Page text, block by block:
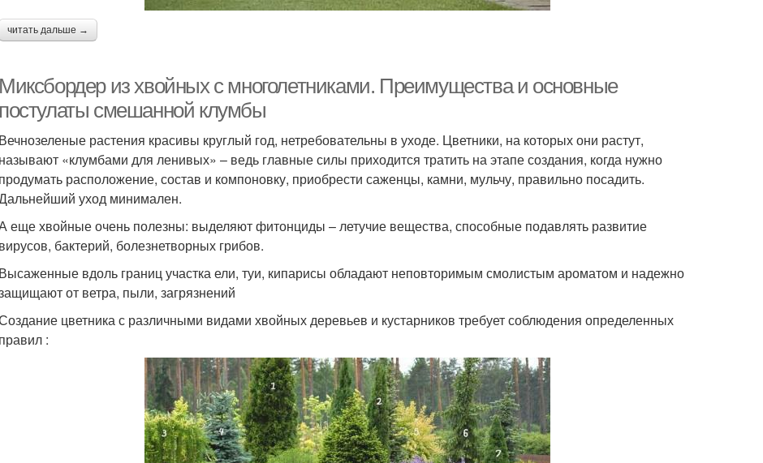
читать дальше →
Миксбордер из хвойных с многолетниками. Преимущества и основные
постулаты смешанной клумбы
Вечнозеленые растения красивы круглый год, нетребовательны в уходе. Цветники, на которых они растут,
называют «клумбами для ленивых» – ведь главные силы приходится тратить на этапе создания, когда нужно
продумать расположение, состав и компоновку, приобрести саженцы, камни, мульчу, правильно посадить.
уход минимален.
еще хвойные очень полезны: выделяют фитонциды – летучие вещества, способные подавлять развитие
вирусов, бактерий, болезнетворных грибов.
Высаженные вдоль границ участка ели, туи, кипарисы обладают неповторимым смолистым ароматом и надежно
от ветра, пыли, загрязнений
цветника с различными видами хвойных деревьев и кустарников требует соблюдения определенных
правил :